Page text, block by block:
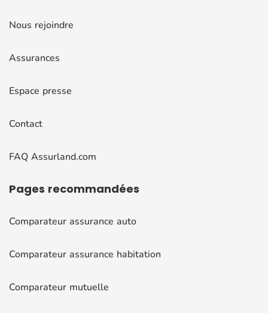
Nous rejoindre
Assurances
Espace presse
Contact
FAQ Assurland.com
Pages recommandées
Comparateur assurance auto
Comparateur assurance habitation
Comparateur mutuelle